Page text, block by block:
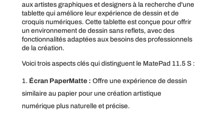
aux artistes graphiques et designers à la recherche d'une
tablette qui améliore leur expérience de dessin et de
croquis numériques. Cette tablette est conçue pour offrir
un environnement de dessin sans reflets, avec des
fonctionnalités adaptées aux besoins des professionnels
de la création.
Voici trois aspects clés qui distinguent le MatePad 11.5 S :
Écran PaperMatte : Offre une expérience de dessin
similaire au papier pour une création artistique
numérique plus naturelle et précise.